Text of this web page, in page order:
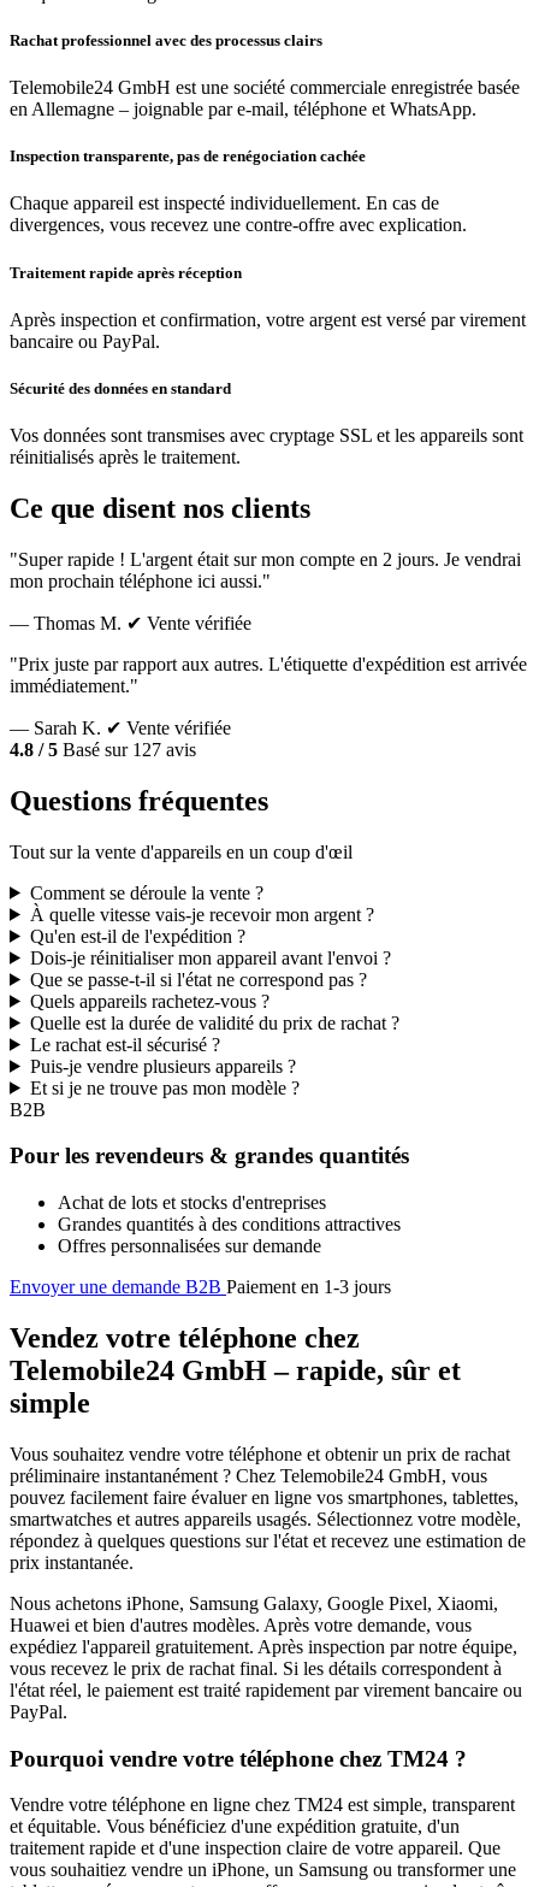
Rachat professionnel avec des processus clairs
Telemobile24 GmbH est une société commerciale enregistrée basée
en Allemagne – joignable par e-mail, téléphone et WhatsApp.
Inspection transparente, pas de renégociation cachée
Chaque appareil est inspecté individuellement. En cas de
divergences, vous recevez une contre-offre avec explication.
Traitement rapide après réception
Après inspection et confirmation, votre argent est versé par virement
bancaire ou PayPal.
Sécurité des données en standard
Vos données sont transmises avec cryptage SSL et les appareils sont
réinitialisés après le traitement.
Ce que disent nos clients
"Super rapide ! L'argent était sur mon compte en 2 jours. Je vendrai
mon prochain téléphone ici aussi."
— Thomas M. ✔ Vente vérifiée
"Prix juste par rapport aux autres. L'étiquette d'expédition est arrivée
immédiatement."
— Sarah K. ✔ Vente vérifiée
4.8 / 5 Basé sur 127 avis
Questions fréquentes
Tout sur la vente d'appareils en un coup d'œil
Comment se déroule la vente ?
À quelle vitesse vais-je recevoir mon argent ?
Qu'en est-il de l'expédition ?
Dois-je réinitialiser mon appareil avant l'envoi ?
Que se passe-t-il si l'état ne correspond pas ?
Quels appareils rachetez-vous ?
Quelle est la durée de validité du prix de rachat ?
Le rachat est-il sécurisé ?
Puis-je vendre plusieurs appareils ?
Et si je ne trouve pas mon modèle ?
B2B
Pour les revendeurs & grandes quantités
Achat de lots et stocks d'entreprises
Grandes quantités à des conditions attractives
Offres personnalisées sur demande
Envoyer une demande B2B Paiement en 1-3 jours
Vendez votre téléphone chez
Telemobile24 GmbH – rapide, sûr et
simple
Vous souhaitez vendre votre téléphone et obtenir un prix de rachat
préliminaire instantanément ? Chez Telemobile24 GmbH, vous
pouvez facilement faire évaluer en ligne vos smartphones, tablettes,
smartwatches et autres appareils usagés. Sélectionnez votre modèle,
répondez à quelques questions sur l'état et recevez une estimation de
prix instantanée.
Nous achetons iPhone, Samsung Galaxy, Google Pixel, Xiaomi,
Huawei et bien d'autres modèles. Après votre demande, vous
expédiez l'appareil gratuitement. Après inspection par notre équipe,
vous recevez le prix de rachat final. Si les détails correspondent à
l'état réel, le paiement est traité rapidement par virement bancaire ou
PayPal.
Pourquoi vendre votre téléphone chez TM24 ?
Vendre votre téléphone en ligne chez TM24 est simple, transparent
et équitable. Vous bénéficiez d'une expédition gratuite, d'un
traitement rapide et d'une inspection claire de votre appareil. Que
vous souhaitiez vendre un iPhone, un Samsung ou transformer une